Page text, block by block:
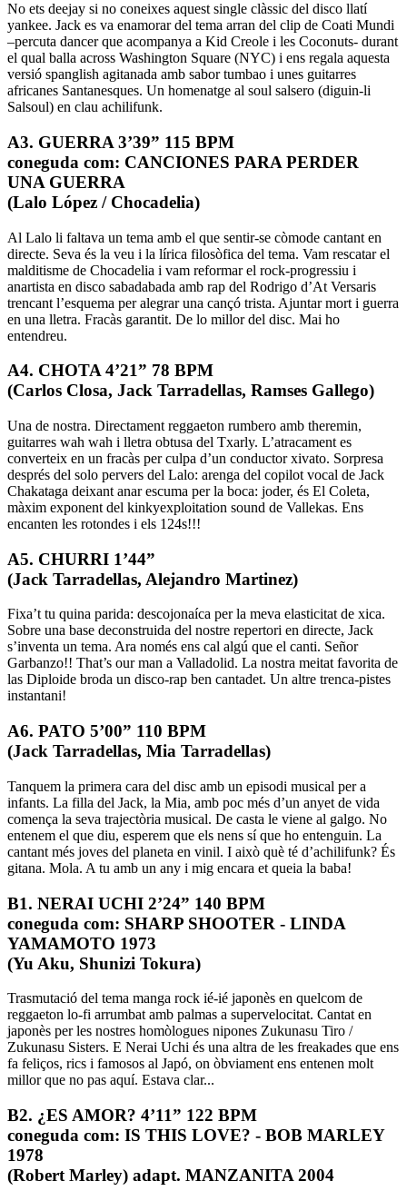
No ets deejay si no coneixes aquest single clàssic del disco llatí
yankee. Jack es va enamorar del tema arran del clip de Coati Mundi
–percuta dancer que acompanya a Kid Creole i les Coconuts- durant
el qual balla across Washington Square (NYC) i ens regala aquesta
versió spanglish agitanada amb sabor tumbao i unes guitarres
africanes Santanesques. Un homenatge al soul salsero (diguin-li
Salsoul) en clau achilifunk.
A3. GUERRA 3’39” 115 BPM
coneguda com: CANCIONES PARA PERDER
UNA GUERRA
(Lalo López / Chocadelia)
Al Lalo li faltava un tema amb el que sentir-se còmode cantant en
directe. Seva és la veu i la lírica filosòfica del tema. Vam rescatar el
malditisme de Chocadelia i vam reformar el rock-progressiu i
anartista en disco sabadabada amb rap del Rodrigo d’At Versaris
trencant l’esquema per alegrar una cançó trista. Ajuntar mort i guerra
en una lletra. Fracàs garantit. De lo millor del disc. Mai ho
entendreu.
A4. CHOTA 4’21” 78 BPM
(Carlos Closa, Jack Tarradellas, Ramses Gallego)
Una de nostra. Directament reggaeton rumbero amb theremin,
guitarres wah wah i lletra obtusa del Txarly. L’atracament es
converteix en un fracàs per culpa d’un conductor xivato. Sorpresa
després del solo pervers del Lalo: arenga del copilot vocal de Jack
Chakataga deixant anar escuma per la boca: joder, és El Coleta,
màxim exponent del kinkyexploitation sound de Vallekas. Ens
encanten les rotondes i els 124s!!!
A5. CHURRI 1’44”
(Jack Tarradellas, Alejandro Martinez)
Fixa’t tu quina parida: descojonaíca per la meva elasticitat de xica.
Sobre una base deconstruida del nostre repertori en directe, Jack
s’inventa un tema. Ara només ens cal algú que el canti. Señor
Garbanzo!! That’s our man a Valladolid. La nostra meitat favorita de
las Diploide broda un disco-rap ben cantadet. Un altre trenca-pistes
instantani!
A6. PATO 5’00” 110 BPM
(Jack Tarradellas, Mia Tarradellas)
Tanquem la primera cara del disc amb un episodi musical per a
infants. La filla del Jack, la Mia, amb poc més d’un anyet de vida
comença la seva trajectòria musical. De casta le viene al galgo. No
entenem el que diu, esperem que els nens sí que ho entenguin. La
cantant més joves del planeta en vinil. I això què té d’achilifunk? És
gitana. Mola. A tu amb un any i mig encara et queia la baba!
B1. NERAI UCHI 2’24” 140 BPM
coneguda com: SHARP SHOOTER - LINDA
YAMAMOTO 1973
(Yu Aku, Shunizi Tokura)
Trasmutació del tema manga rock ié-ié japonès en quelcom de
reggaeton lo-fi arrumbat amb palmas a supervelocitat. Cantat en
japonès per les nostres homòlogues nipones Zukunasu Tiro /
Zukunasu Sisters. E Nerai Uchi és una altra de les freakades que ens
fa feliços, rics i famosos al Japó, on òbviament ens entenen molt
millor que no pas aquí. Estava clar...
B2. ¿ES AMOR? 4’11” 122 BPM
coneguda com: IS THIS LOVE? - BOB MARLEY
1978
(Robert Marley) adapt. MANZANITA 2004